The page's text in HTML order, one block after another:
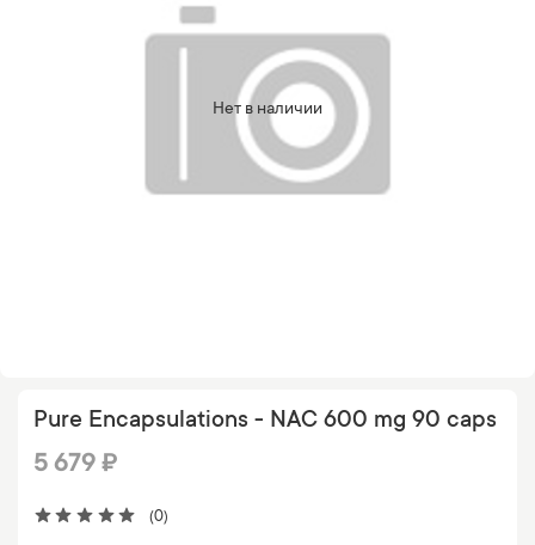
Нет в наличии
(0)
Pure Encapsulations - NAC 600 mg 90 caps
5 679 ₽